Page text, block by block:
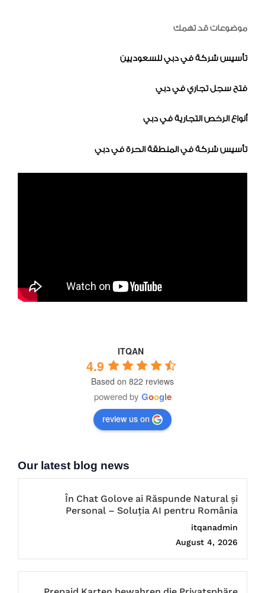
موضوعات قد تهمك
تأسيس شركة في دبي للسعوديين
فتح سجل تجاري في دبي
أنواع الرخص التجارية في دبي
تأسيس شركة في المنطقة الحرة في دبي
ITQAN
4.9
Based on 822 reviews
powered by Google
review us on
Our latest blog news
În Chat Golove ai Răspunde Natural și
Personal – Soluția AI pentru România
itqanadmin
August 4, 2026